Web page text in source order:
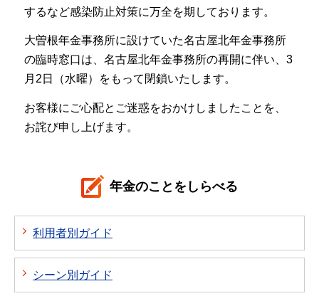
するなど感染防止対策に万全を期しております。
大曽根年金事務所に設けていた名古屋北年金事務所
の臨時窓口は、名古屋北年金事務所の再開に伴い、3
月2日（水曜）をもって閉鎖いたします。
お客様にご心配とご迷惑をおかけしましたことを、
お詫び申し上げます。
年金のことをしらべる
利用者別ガイド
シーン別ガイド